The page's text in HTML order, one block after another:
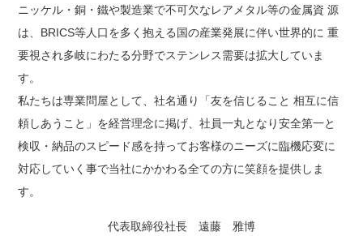
ニッケル・銅・鐵や製造業で不可欠なレアメタル等の金属資 源
は、BRICS等人口を多く抱える国の産業発展に伴い世界的に 重
要視され多岐にわたる分野でステンレス需要は拡大していま
す。
私たちは専業問屋として、社名通り「友を信じること 相互に信
頼しあうこと」を経営理念に掲げ、社員一丸となり安全第一と
検収・納品のスピード感を持ってお客様のニーズに臨機応変に
対応していく事で当社にかかわる全ての方に笑顔を提供しま
す。
代表取締役社長 遠藤 雅博